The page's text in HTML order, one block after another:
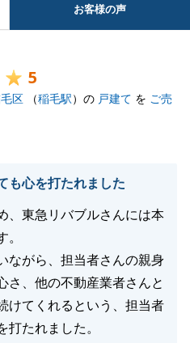
お客様の声
5
区 （稲毛駅）の 戸建て を ご売
も心を打たれました
、東急リバブルさんには本
。
ながら、担当者さんの親身
さ、他の不動産業者さんと
けてくれるという、担当者
打たれました。